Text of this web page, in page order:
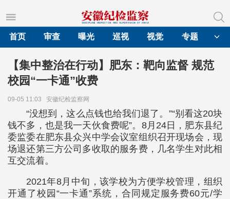
首页
审查 曝光 巡视 视觉 专题
【集中整治在行动】肥东：靶向监督 规范
校园“一卡通”收费
09-05 11:03 安徽纪检监察网
“没想到，这么点钱也给我们退了。”“别看这20块
钱不多，也是我一天伙食费呢”。8月24日，肥东县纪
委监委在肥东县众兴中学会议室组织召开现场会，现
场退还第三方公司多收取的服务费，几名学生对此相
互交流着。
2021年8月中旬，该学校为方便学校管理，组织
开通了校园“一卡通”系统，合同规定服务费60元/学